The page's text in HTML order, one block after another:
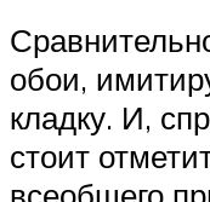
обои,
кладку. И,
стоит